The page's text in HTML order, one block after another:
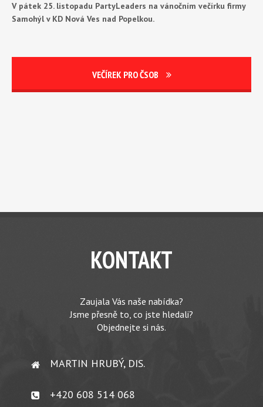
V pátek 25. listopadu PartyLeaders na vánočním večírku firmy
Samohýl v KD Nová Ves nad Popelkou.
VEČÍREK PRO ČSOB
KONTAKT
Zaujala Vás naše nabídka?
Jsme přesně to, co jste hledali?
Objednejte si nás.
MARTIN HRUBÝ, DIS.
+420 608 514 068